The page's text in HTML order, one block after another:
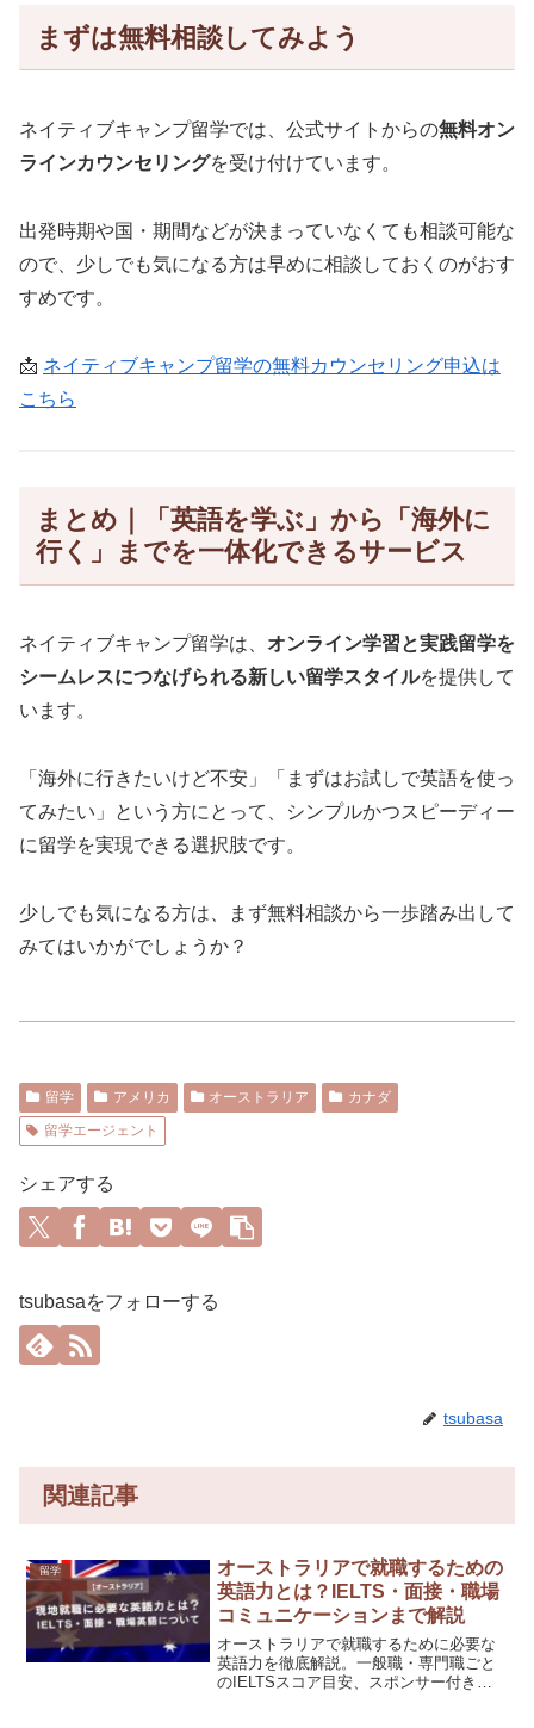
まずは無料相談してみよう
ネイティブキャンプ留学では、公式サイトからの無料オン
ラインカウンセリングを受け付けています。
出発時期や国・期間などが決まっていなくても相談可能な
ので、少しでも気になる方は早めに相談しておくのがおす
すめです。
📩 ネイティブキャンプ留学の無料カウンセリング申込は
こちら
まとめ｜「英語を学ぶ」から「海外に
行く」までを一体化できるサービス
ネイティブキャンプ留学は、 オンライン学習と実践留学を
シームレスにつなげられる新しい留学スタイルを提供して
います。
「海外に行きたいけど不安」「まずはお試しで英語を使っ
てみたい」という方にとって、シンプルかつスピーディー
に留学を実現できる選択肢です。
少しでも気になる方は、まず無料相談から一歩踏み出して
みてはいかがでしょうか？
留学 アメリカ オーストラリア
カナダ
留学エージェント
シェアする
tsubasaをフォローする
tsubasa
関連記事
留学
オーストラリアで就職するための
英語力とは？IELTS・面接・職場
コミュニケーションまで解説
オーストラリアで就職するために必要な
英語力を徹底解説。一般職・専門職ごと
のIELTSスコア目安、スポンサー付き就